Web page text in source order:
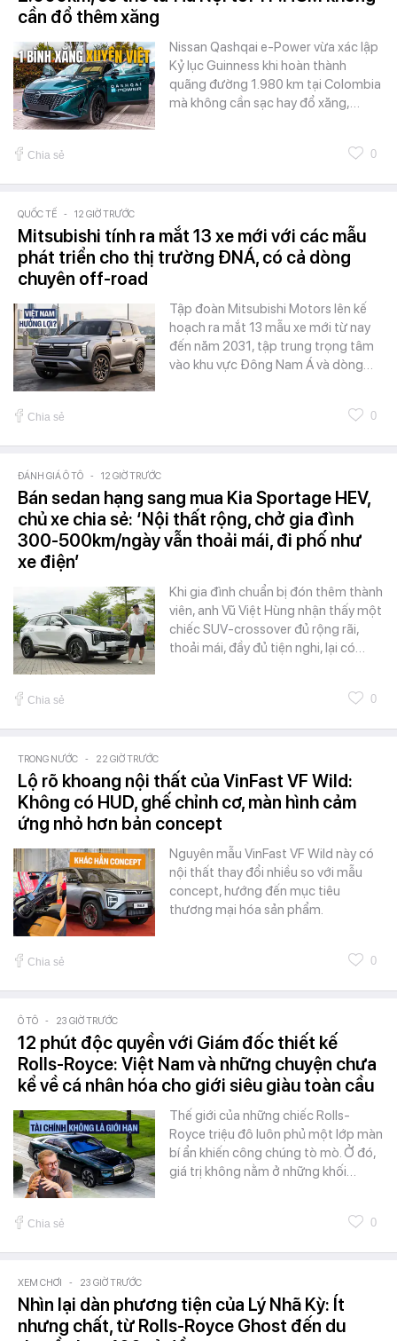
cần đổ thêm xăng
Nissan Qashqai e-Power vừa xác lập
Kỷ lục Guinness khi hoàn thành
quãng đường 1.980 km tại Colombia
mà không cần sạc hay đổ xăng,…
Chia sẻ 0
QUỐC TẾ - 12 GIỜ TRƯỚC
Mitsubishi tính ra mắt 13 xe mới với các mẫu
phát triển cho thị trường ĐNÁ, có cả dòng
chuyên off-road
Tập đoàn Mitsubishi Motors lên kế
hoạch ra mắt 13 mẫu xe mới từ nay
đến năm 2031, tập trung trọng tâm
vào khu vực Đông Nam Á và dòng…
Chia sẻ 0
ĐÁNH GIÁ Ô TÔ - 12 GIỜ TRƯỚC
Bán sedan hạng sang mua Kia Sportage HEV,
chủ xe chia sẻ: ‘Nội thất rộng, chở gia đình
300-500km/ngày vẫn thoải mái, đi phố như
xe điện’
Khi gia đình chuẩn bị đón thêm thành
viên, anh Vũ Việt Hùng nhận thấy một
chiếc SUV-crossover đủ rộng rãi,
thoải mái, đầy đủ tiện nghi, lại có…
Chia sẻ 0
TRONG NƯỚC - 22 GIỜ TRƯỚC
Lộ rõ khoang nội thất của VinFast VF Wild:
Không có HUD, ghế chỉnh cơ, màn hình cảm
ứng nhỏ hơn bản concept
Nguyên mẫu VinFast VF Wild này có
nội thất thay đổi nhiều so với mẫu
concept, hướng đến mục tiêu
thương mại hóa sản phẩm.
Chia sẻ 0
Ô TÔ - 23 GIỜ TRƯỚC
12 phút độc quyền với Giám đốc thiết kế
Rolls-Royce: Việt Nam và những chuyện chưa
kể về cá nhân hóa cho giới siêu giàu toàn cầu
Thế giới của những chiếc Rolls-
Royce triệu đô luôn phủ một lớp màn
bí ẩn khiến công chúng tò mò. Ở đó,
giá trị không nằm ở những khối…
Chia sẻ 0
XEM CHƠI - 23 GIỜ TRƯỚC
Nhìn lại dàn phương tiện của Lý Nhã Kỳ: Ít
nhưng chất, từ Rolls-Royce Ghost đến du